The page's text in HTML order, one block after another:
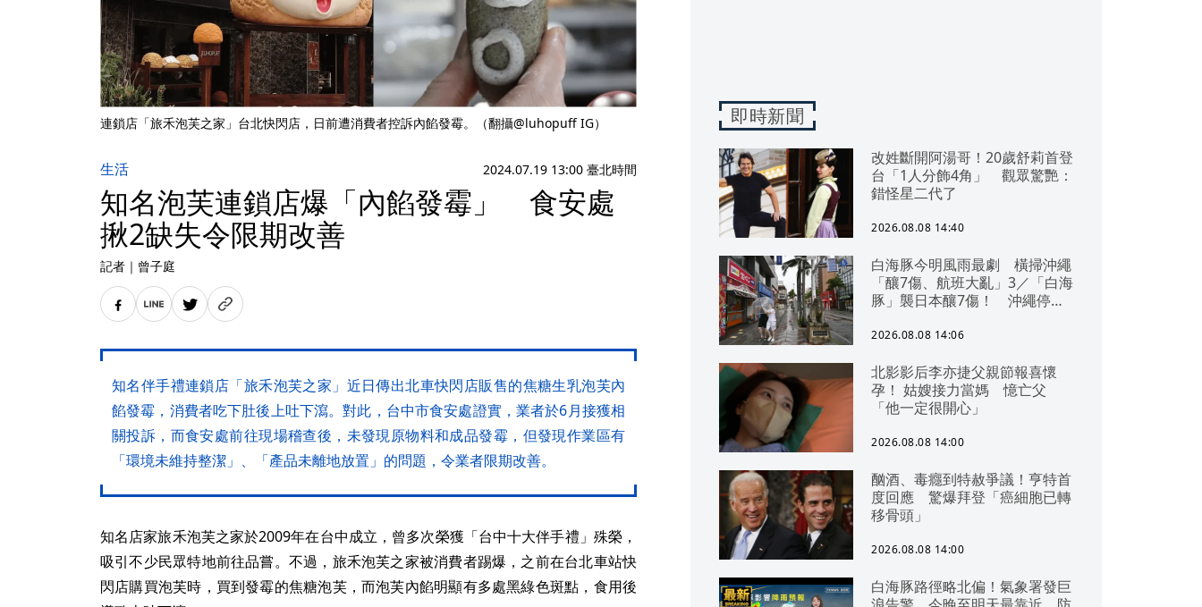
連鎖店「旅禾泡芙之家」台北快閃店，日前遭消費者控訴內餡發霉。（翻攝@luhopuff IG）
生活 2024.07.19 13:00 臺北時間
知名泡芙連鎖店爆「內餡發霉」 食安處
揪2缺失令限期改善
記者 ｜ 曾子庭
知名伴手禮連鎖店「旅禾泡芙之家」近日傳出北車快閃店販售的焦糖生乳泡芙內
餡發霉，消費者吃下肚後上吐下瀉。對此，台中市食安處證實，業者於6月接獲相
關投訴，而食安處前往現場稽查後，未發現原物料和成品發霉，但發現作業區有
「環境未維持整潔」、「產品未離地放置」的問題，令業者限期改善。
知名店家旅禾泡芙之家於2009年在台中成立，曾多次榮獲「台中十大伴手禮」殊榮，
吸引不少民眾特地前往品嘗。不過，旅禾泡芙之家被消費者踢爆，之前在台北車站快
閃店購買泡芙時，買到發霉的焦糖泡芙，而泡芙內餡明顯有多處黑綠色斑點，食用後
即時新聞
改姓斷開阿湯哥！20歲舒莉首登
台「1人分飾4角」 觀眾驚艷：
錯怪星二代了
2026.08.08 14:40
白海豚今明風雨最劇 橫掃沖繩
「釀7傷、航班大亂」3／「白海
豚」襲日本釀7傷！ 沖繩停電
2026.08.08 14:06
北影影后李亦捷父親節報喜懷
孕！ 姑嫂接力當媽 憶亡父
「他一定很開心」
2026.08.08 14:00
酗酒、毒癮到特赦爭議！亨特首
度回應 驚爆拜登「癌細胞已轉
移骨頭」
2026.08.08 14:00
白海豚路徑略北偏！氣象署發巨